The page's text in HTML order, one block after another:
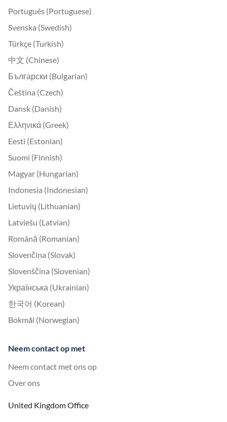
Português (Portuguese)
Svenska (Swedish)
Türkçe (Turkish)
中文 (Chinese)
Български (Bulgarian)
Čeština (Czech)
Dansk (Danish)
Ελληνικά (Greek)
Eesti (Estonian)
Suomi (Finnish)
Magyar (Hungarian)
Indonesia (Indonesian)
Lietuvių (Lithuanian)
Latviešu (Latvian)
Română (Romanian)
Slovenčina (Slovak)
Slovenščina (Slovenian)
Українська (Ukrainian)
한국어 (Korean)
Bokmål (Norwegian)
Neem contact op met
Neem contact met ons op
Over ons
United Kingdom Office